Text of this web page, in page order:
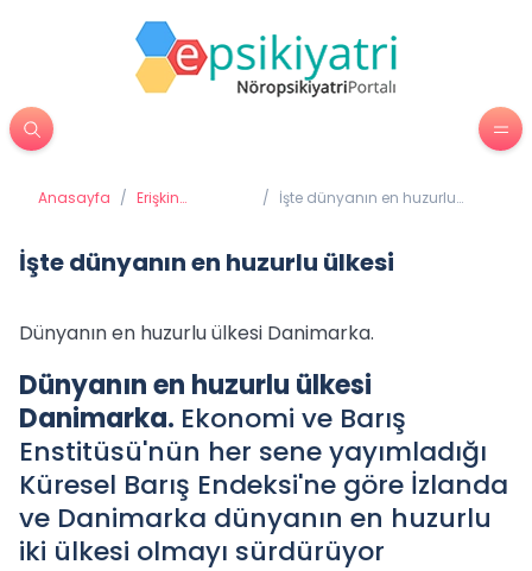
Anasayfa / Erişkin
/ İşte dünyanın en huzurlu
İşte dünyanın en huzurlu ülkesi
Dünyanın en huzurlu ülkesi Danimarka.
Dünyanın en huzurlu ülkesi
Danimarka. Ekonomi ve Barış
Enstitüsü'nün her sene yayımladığı
Küresel Barış Endeksi'ne göre İzlanda
ve Danimarka dünyanın en huzurlu
iki ülkesi olmayı sürdürüyor